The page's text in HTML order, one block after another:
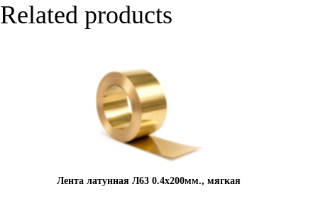
Related products
Лента латунная Л63 0.4х200мм., мягкая